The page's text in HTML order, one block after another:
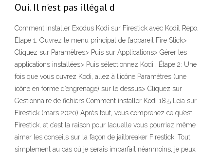
Oui. Il n'est pas illégal d
Comment installer Exodus Kodi sur Firestick avec Kodil Repo.
Étape 1: Ouvrez le menu principal de l’appareil Fire Stick>
Cliquez sur Paramètres> Puis sur Applications> Gérer les
applications installées> Puis sélectionnez Kodi . Étape 2: Une
fois que vous ouvrez Kodi, allez à l’icône Paramètres (une
icône en forme d’engrenage) sur le dessus> Cliquez sur
Gestionnaire de fichiers Comment installer Kodi 18.5 Leia sur
Firestick (mars 2020) Après tout, vous comprenez ce qu’est
Firestick, et c’est la raison pour laquelle vous pourriez même
aimer les conseils sur la façon de jailbreaker Firestick. Tout
simplement au cas où je serais imparfait néanmoins, je peux